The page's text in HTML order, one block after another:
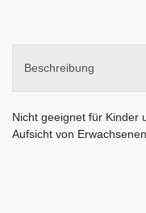
Beschreibung
Nicht geeignet für Kinder
Aufsicht von